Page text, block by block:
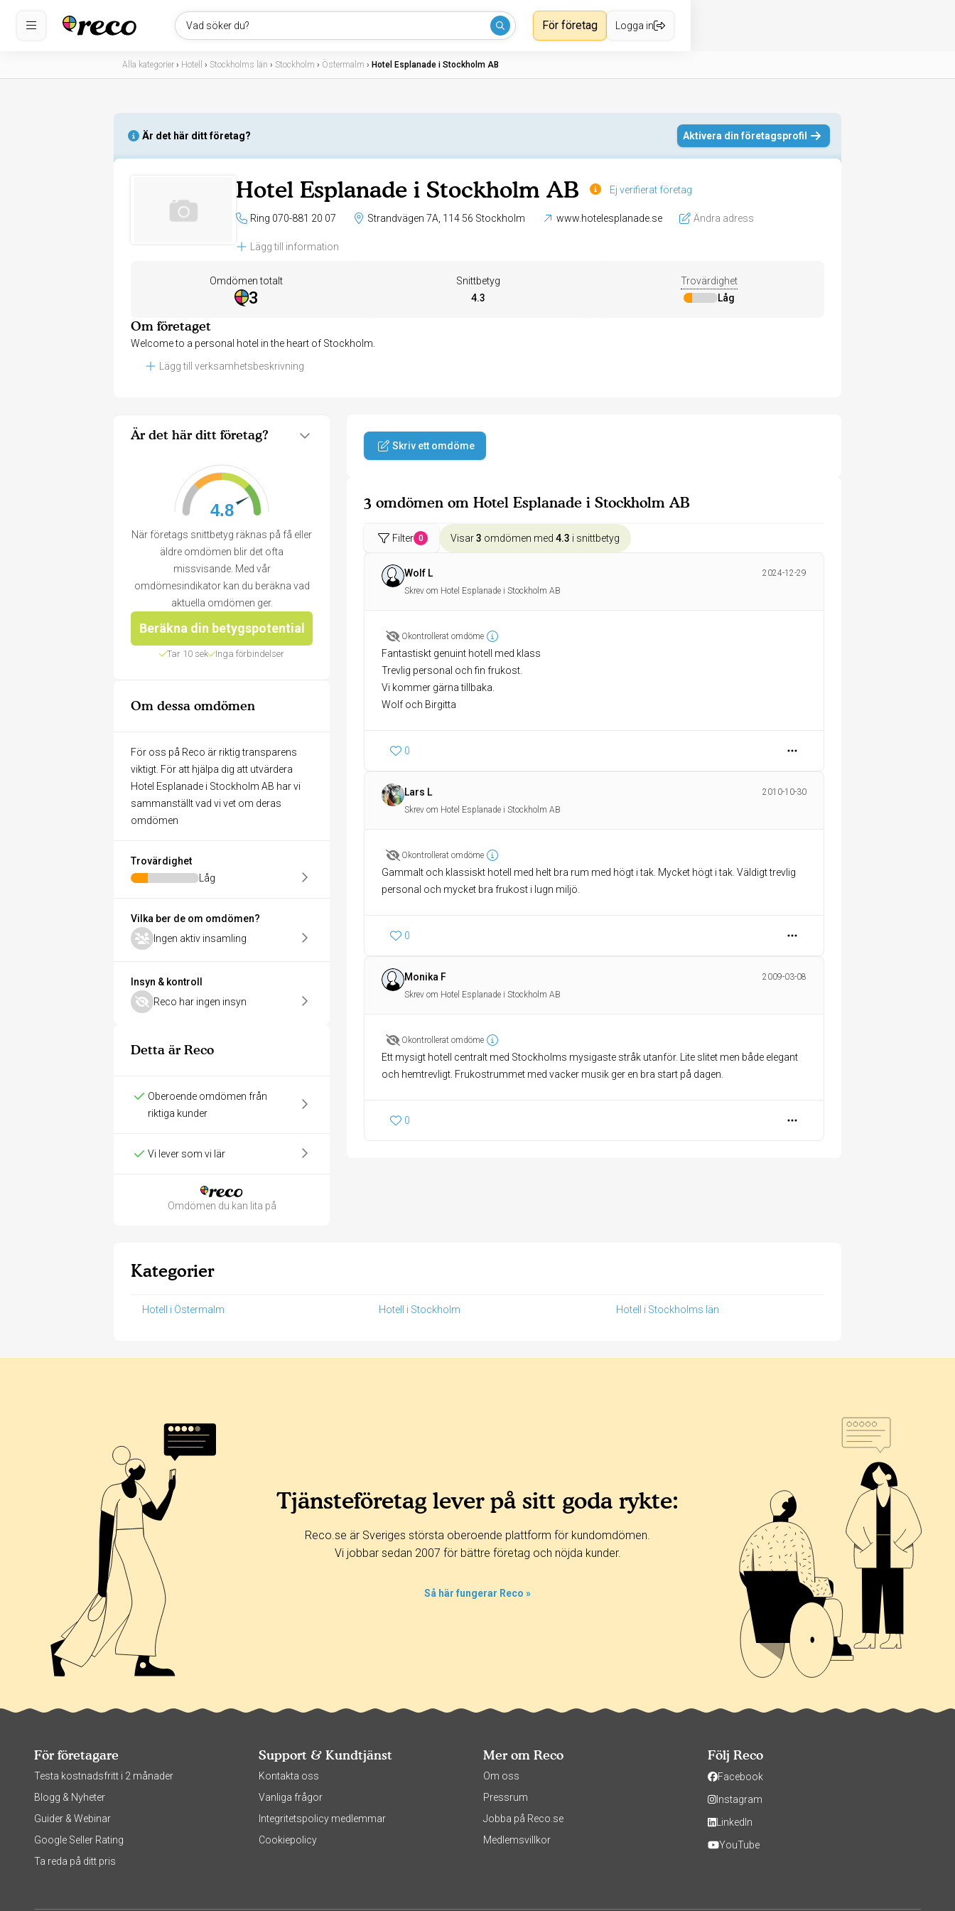
Vad söker du? För företag Logga in
Alla kategorier › Hotell › Stockholms län › Stockholm › Östermalm › Hotel Esplanade i Stockholm AB
Är det här ditt företag? Aktivera din företagsprofil
Hotel Esplanade i Stockholm AB Ej verifierat företag
Ring 070-881 20 07 Strandvägen 7A, 114 56 Stockholm www.hotelesplanade.se Ändra adress
Lägg till information
Omdömen totalt
3
Snittbetyg
4.3
Trovärdighet
Låg
Om företaget
Welcome to a personal hotel in the heart of Stockholm.
Lägg till verksamhetsbeskrivning
Är det här ditt företag?
4.8
När företags snittbetyg räknas på få eller
äldre omdömen blir det ofta
missvisande. Med vår
omdömesindikator kan du beräkna vad
aktuella omdömen ger.
Beräkna din betygspotential
Tar 10 sek Inga förbindelser
Om dessa omdömen
För oss på Reco är riktig transparens
viktigt. För att hjälpa dig att utvärdera
Hotel Esplanade i Stockholm AB har vi
sammanställt vad vi vet om deras
omdömen
Trovärdighet
Låg
Vilka ber de om omdömen?
Ingen aktiv insamling
Insyn & kontroll
Reco har ingen insyn
Detta är Reco
Oberoende omdömen från
riktiga kunder
Vi lever som vi lär
Omdömen du kan lita på
Skriv ett omdöme
3 omdömen om Hotel Esplanade i Stockholm AB
Filter 0 Visar3 omdömen med 4.3 i snittbetyg
Wolf L
2024-12-29
Skrev om Hotel Esplanade i Stockholm AB
Okontrollerat omdöme
Fantastiskt genuint hotell med klass
Trevlig personal och fin frukost.
Vi kommer gärna tillbaka.
Wolf och Birgitta
0
Lars L
2010-10-30
Skrev om Hotel Esplanade i Stockholm AB
Okontrollerat omdöme
Gammalt och klassiskt hotell med helt bra rum med högt i tak. Mycket högt i tak. Väldigt trevlig
personal och mycket bra frukost i lugn miljö.
0
Monika F
2009-03-08
Skrev om Hotel Esplanade i Stockholm AB
Okontrollerat omdöme
Ett mysigt hotell centralt med Stockholms mysigaste stråk utanför. Lite slitet men både elegant
och hemtrevligt. Frukostrummet med vacker musik ger en bra start på dagen.
0
Kategorier
Hotell i Östermalm Hotell i Stockholm Hotell i Stockholms län
365 dagar 90 dagar
30 dagar
Tjänsteföretag lever på sitt goda rykte:
Reco.se är Sveriges största oberoende plattform för kundomdömen.
Vi jobbar sedan 2007 för bättre företag och nöjda kunder.
Så här fungerar Reco »
För företagare
Testa kostnadsfritt i 2 månader
Blogg & Nyheter
Guider & Webinar
Google Seller Rating
Ta reda på ditt pris
Support & Kundtjänst
Kontakta oss
Vanliga frågor
Integritetspolicy medlemmar
Cookiepolicy
Mer om Reco
Om oss
Pressrum
Jobba på Reco.se
Medlemsvillkor
Följ Reco
Facebook
Instagram
LinkedIn
YouTube